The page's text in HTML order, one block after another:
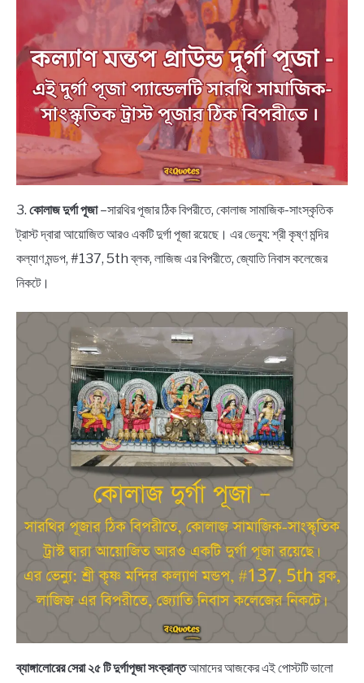
3. কোলাজ দুর্গা পূজা–সারথির পূজার ঠিক বিপরীতে, কোলাজ সামাজিক-সাংস্কৃতিক
ট্রাস্ট দ্বারা আয়োজিত আরও একটি দুর্গা পূজা রয়েছে। এর ভেন্যু: শ্রী কৃষ্ণ মন্দির
কল্যাণ মন্ডপ, #137, 5th ব্লক, লাজিজ এর বিপরীতে, জ্যোতি নিবাস কলেজের
নিকটে।
ব্যাঙ্গালোরের সেরা ২৫ টি দুর্গাপূজাসংক্রান্তআমাদের আজকের এই পোস্টটি ভালো